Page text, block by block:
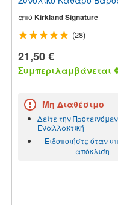
από Kirkland Signature
(28)
21,50 €
Συμπεριλαμβάνεται
Μη Διαθέσιμο
Δείτε την
Εναλλακτική
Ειδοποιήστε όταν
απόκλιση